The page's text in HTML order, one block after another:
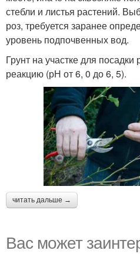
стебли и листья растений.
роз, требуется заранее
уровень подпочвенных вод.
Грунт на участке для
реакцию (рН от 6, 0 до 6, 5).
читать дальше →
Вас может